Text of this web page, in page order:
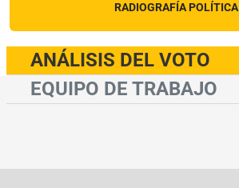
RADIOGRAFÍA POLÍTICA
ANÁLISIS DEL VOTO
EQUIPO DE TRABAJO